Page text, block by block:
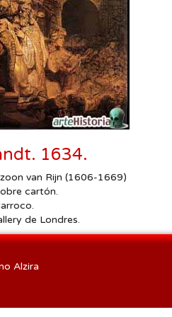
1634.
van Rijn (1606-1669)
cartón.
de Londres.
Alzira